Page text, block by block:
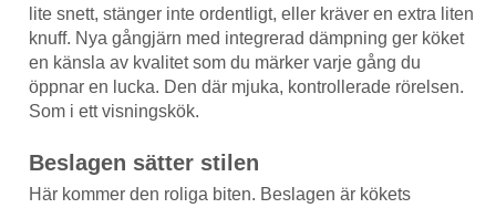
lite snett, stänger inte ordentligt, eller kräver en extra liten
knuff. Nya gångjärn med integrerad dämpning ger köket
en känsla av kvalitet som du märker varje gång du
öppnar en lucka. Den där mjuka, kontrollerade rörelsen.
Som i ett visningskök.
Beslagen sätter stilen
Här kommer den roliga biten. Beslagen är kökets